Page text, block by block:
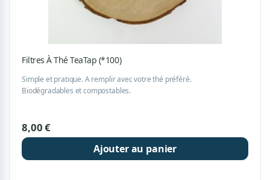
Filtres À Thé TeaTap (*100)
Simple et pratique. A remplir avec votre thé préféré.
Biodégradables et compostables.
8,00 €
Ajouter au panier